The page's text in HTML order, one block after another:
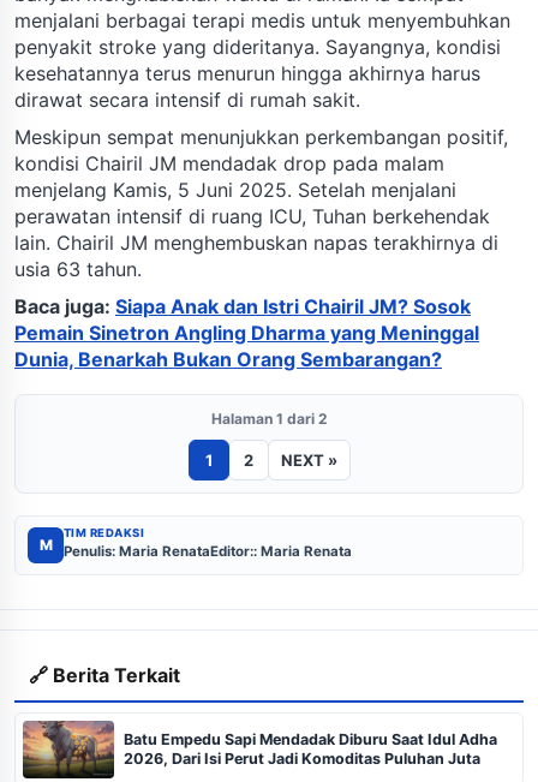
menjalani berbagai terapi medis untuk menyembuhkan
penyakit stroke yang dideritanya. Sayangnya, kondisi
kesehatannya terus menurun hingga akhirnya harus
dirawat secara intensif di rumah sakit.
Meskipun sempat menunjukkan perkembangan positif,
kondisi Chairil JM mendadak drop pada malam
menjelang Kamis, 5 Juni 2025. Setelah menjalani
perawatan intensif di ruang ICU, Tuhan berkehendak
lain. Chairil JM menghembuskan napas terakhirnya di
usia 63 tahun.
Baca juga: Siapa Anak dan Istri Chairil JM? Sosok
Pemain Sinetron Angling Dharma yang Meninggal
Dunia, Benarkah Bukan Orang Sembarangan?
Halaman 1 dari 2
1 2 NEXT »
M
TIM REDAKSI
Penulis: Maria RenataEditor:: Maria Renata
🔗 Berita Terkait
Batu Empedu Sapi Mendadak Diburu Saat Idul Adha
2026, Dari Isi Perut Jadi Komoditas Puluhan Juta